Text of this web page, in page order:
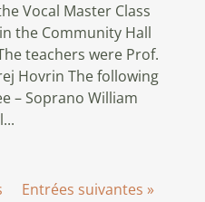
Vocal Master Class
the Community Hall
teachers were Prof.
Hovrin The following
– Soprano William
Entrées suivantes »